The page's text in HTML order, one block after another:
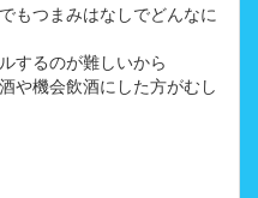
もつまみはなしでどんなに
するのが難しいから
や機会飲酒にした方がむし